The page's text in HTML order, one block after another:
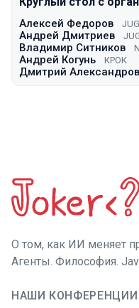
Алексей Федоров
Андрей Дмитриев
Владимир Ситников
Андрей Когунь КРОК
Дмитрий Александров
О том, как ИИ меняет
Агенты. Философия.
НАШИ КОНФЕРЕНЦИИ